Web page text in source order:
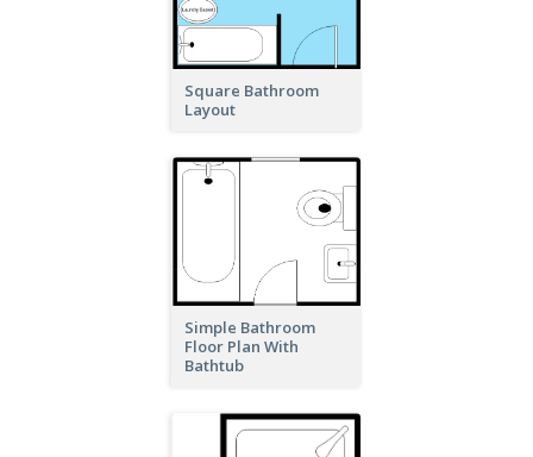
Square Bathroom
Layout
Simple Bathroom
Floor Plan With
Bathtub